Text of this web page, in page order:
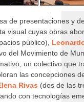
de presentaciones y
visual cuyas obras
público),
del Movimiento de
un colectivo que
las concepciones
Rivas (dos de las
con tecnologías